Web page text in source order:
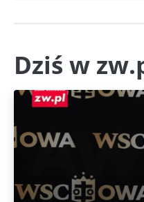
Dziś w